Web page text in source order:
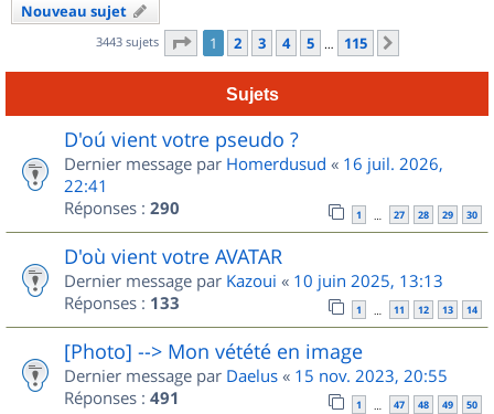
Nouveau sujet
3443 sujets Page 1sur 115
1 2 3 4 5 … 115
Sujets
D'oú vient votre pseudo ?
Dernier message par Homerdusud « 16 juil. 2026,
22:41
Réponses : 290 1 … 27 28 29 30
D'où vient votre AVATAR
Dernier message par Kazoui « 10 juin 2025, 13:13
Réponses : 133 1 … 11 12 13 14
[Photo] --> Mon vétété en image
Dernier message par Daelus « 15 nov. 2023, 20:55
Réponses : 491 1 … 47 48 49 50